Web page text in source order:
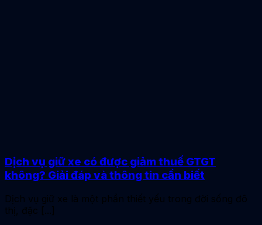
Dịch vụ giữ xe có được giảm thuế GTGT
không? Giải đáp và thông tin cần biết
Dịch vụ giữ xe là một phần thiết yếu trong đời sống đô
thị, đặc [...]